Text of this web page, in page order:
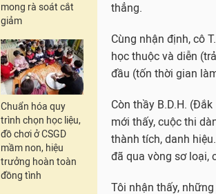
mong rà soát cắt
giảm
Chuẩn hóa quy
trình chọn học liệu,
đồ chơi ở CSGD
mầm non, hiệu
trưởng hoàn toàn
đồng tình
đã qua vòng sơ loại,
Tôi nhận thấy,
chỗ, nhiều dự án
bao nhiêu phần của
Thứ hai, tác giả
9 không hiểu được
giả thuyết khoa học;
riêng trường mình thì